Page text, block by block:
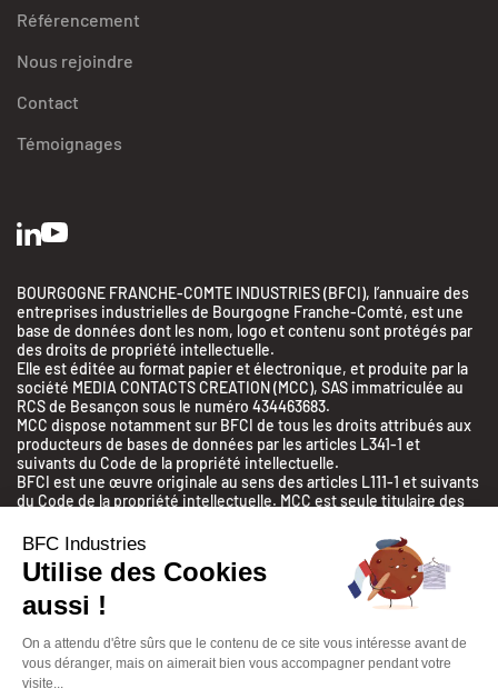
Référencement
Nous rejoindre
Contact
Témoignages
BOURGOGNE FRANCHE-COMTE INDUSTRIES (BFCI), l’annuaire des
entreprises industrielles de Bourgogne Franche-Comté, est une
base de données dont les nom, logo et contenu sont protégés par
des droits de propriété intellectuelle.
Elle est éditée au format papier et électronique, et produite par la
société MEDIA CONTACTS CREATION (MCC), SAS immatriculée au
RCS de Besançon sous le numéro 434463683.
MCC dispose notamment sur BFCI de tous les droits attribués aux
producteurs de bases de données par les articles L341-1 et
suivants du Code de la propriété intellectuelle.
BFCI est une œuvre originale au sens des articles L111-1 et suivants
du Code de la propriété intellectuelle. MCC est seule titulaire des
Toute reproduction, diffusion, extraction, notamment par une
technique de scraping, réutilisation totale ou partielle de BFCI
sans l’autorisation expresse et écrite de MCC est interdite.
© 2026 | BFC Industries | tous droits réservés
Mentions légales
BFC Industries
Utilise des Cookies
aussi !
On a attendu d'être sûrs que le contenu de ce site vous intéresse avant de
vous déranger, mais on aimerait bien vous accompagner pendant votre
visite...